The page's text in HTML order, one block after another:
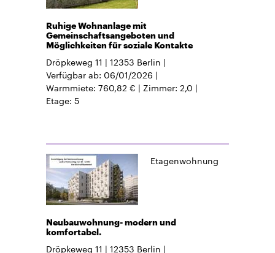
Ruhige Wohnanlage mit
Gemeinschaftsangeboten und
Möglichkeiten für soziale Kontakte
Dröpkeweg 11 12353 Berlin
Verfügbar ab 06/01/2026
Warmmiete 760,82 € Zimmer 2,0
Etage 5
Etagenwohnung
Neubauwohnung- modern und
komfortabel.
Dröpkeweg 11 12353 Berlin